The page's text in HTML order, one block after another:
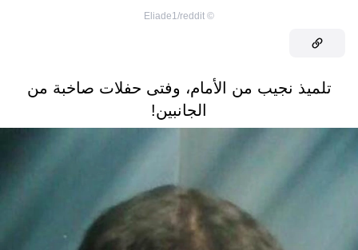
©
Eliade1/reddit
تلميذ نجيب من الأمام، وفتى حفلات صاخبة من
الجانبين!